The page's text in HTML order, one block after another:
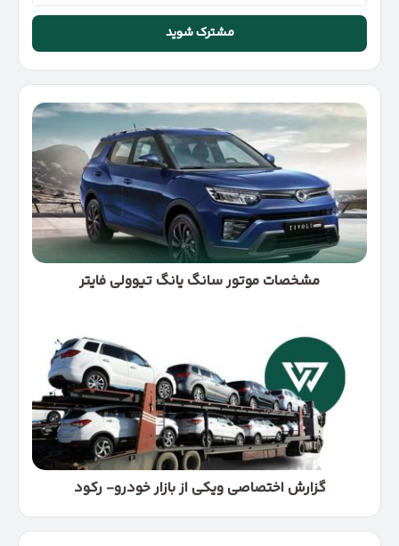
خود
وارد
کنید
مشخصات
موتور
سانگ
تیوولی
فایتر
مشخصات موتور سانگ یانگ تیوولی فایتر
اختصاصی
ویکی
خودرو-
گزارش اختصاصی ویکی از بازار خودرو- رکود